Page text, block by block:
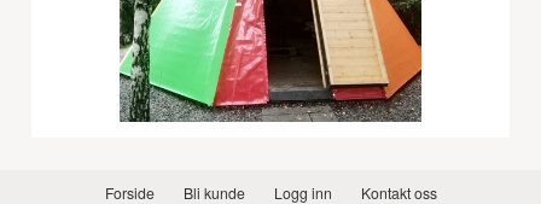
Forside Bli kunde Logg inn Kontakt oss